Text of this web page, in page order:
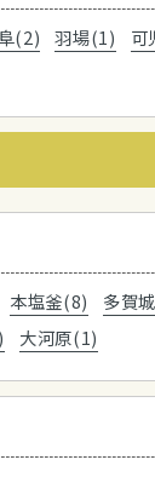
(2) 羽場(1) 可
本塩釜(8) 多賀
大河原(1)